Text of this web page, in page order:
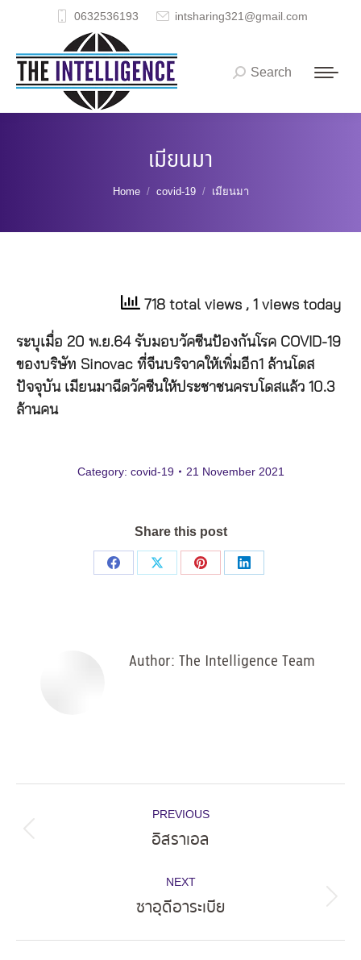
0632536193 intsharing321@gmail.com
Search:
Search
เมียนมา
You are here:
Home covid-19 เมียนมา
718 total views , 1 views today
ระบุเมื่อ 20 พ.ย.64 รับมอบวัคซีนป้องกันโรค COVID-19
ของบริษัท Sinovac ที่จีนบริจาคให้เพิ่มอีก1 ล้านโดส
ปัจจุบัน เมียนมาฉีดวัคซีนให้ประชาชนครบโดสแล้ว 10.3
ล้านคน
Category: covid-19 21 November 2021
Share this post
Share
Share
Share
Share
Author: The Intelligence Team
navigation
PREVIOUS
Previous
อิสราเอล
NEXT
Next
ซาอุดีอาระเบีย